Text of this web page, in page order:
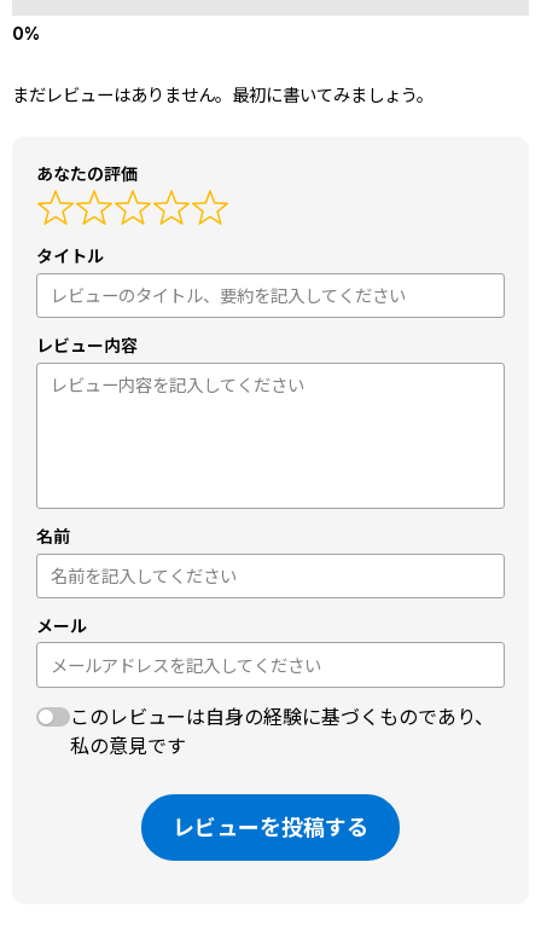
まだレビューはありません。最初に書いてみましょう。
あなたの評価
タイトル
レビュー内容
名前
メール
このレビューは自身の経験に基づくものであり、
私の意見です
レビューを投稿する